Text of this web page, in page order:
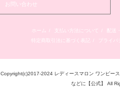
お問い合わせ
ホーム / 支払い方法について / 配送
特定商取引法に基づく表記
/ プライ
Copyright(c)2017-2024 レディースマロン ワンピー
などに【公式】 All